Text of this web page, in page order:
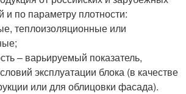
и по параметру плотности:
теплоизоляционные или
– варьируемый показатель,
эксплуатации блока (в качестве
или для облицовки фасада).